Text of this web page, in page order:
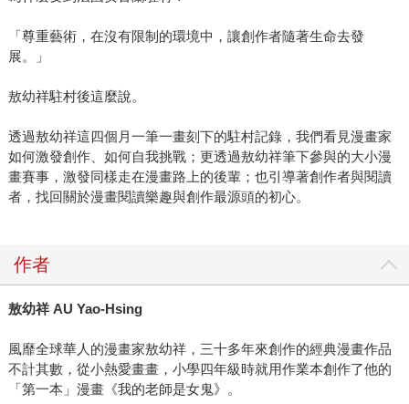
「尊重藝術，在沒有限制的環境中，讓創作者隨著生命去發
展。」
敖幼祥駐村後這麼說。
透過敖幼祥這四個月一筆一畫刻下的駐村記錄，我們看見漫畫家
如何激發創作、如何自我挑戰；更透過敖幼祥筆下參與的大小漫
畫賽事，激發同樣走在漫畫路上的後輩；也引導著創作者與閱讀
者，找回關於漫畫閱讀樂趣與創作最源頭的初心。
作者
敖幼祥AU Yao-Hsing
風靡全球華人的漫畫家敖幼祥，三十多年來創作的經典漫畫作品
不計其數，從小熱愛畫畫，小學四年級時就用作業本創作了他的
「第一本」漫畫《我的老師是女鬼》。